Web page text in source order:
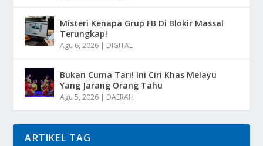
Misteri Kenapa Grup FB Di Blokir Massal
Terungkap!
Agu 6, 2026 | DIGITAL
Bukan Cuma Tari! Ini Ciri Khas Melayu
Yang Jarang Orang Tahu
Agu 5, 2026 | DAERAH
ARTIKEL TAG